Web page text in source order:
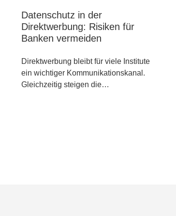
Datenschutz in der
Direktwerbung: Risiken für
Banken vermeiden
Direktwerbung bleibt für viele Institute
ein wichtiger Kommunikationskanal.
Gleichzeitig steigen die…